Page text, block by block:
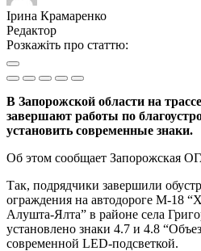
Ірина Крамаренко
Редактор
Розкажіть про статтю:
В Запорожской области на
завершают работы по
установить современные знаки.
Об этом сообщает Запорожская
Так, подрядчики завершили
ограждения на автодороге М-18
Алушта-Ялта” в районе села
установлено знаки 4.7 и 4.8
современной LED-подсветкой.